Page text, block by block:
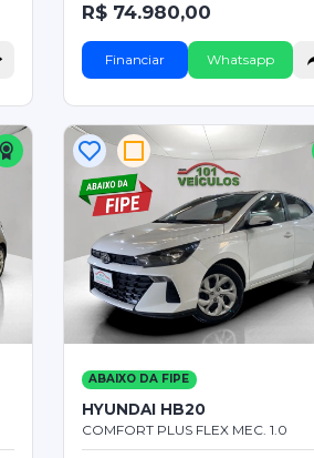
R$ 74.980,00
Financiar Whatsapp
ABAIXO DA FIPE
HYUNDAI HB20
COMFORT PLUS FLEX MEC. 1.0